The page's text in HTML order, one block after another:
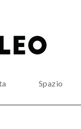
Spazio